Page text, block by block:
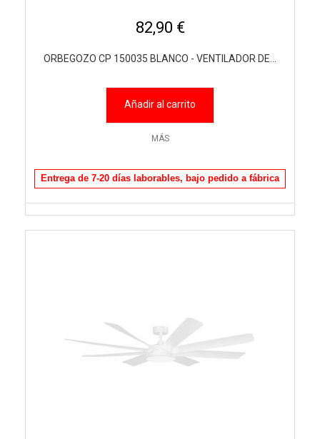
82,90 €
ORBEGOZO CP 150035 BLANCO - VENTILADOR DE...
Añadir al carrito
MÁS
Entrega de 7-20 días laborables, bajo pedido a fábrica